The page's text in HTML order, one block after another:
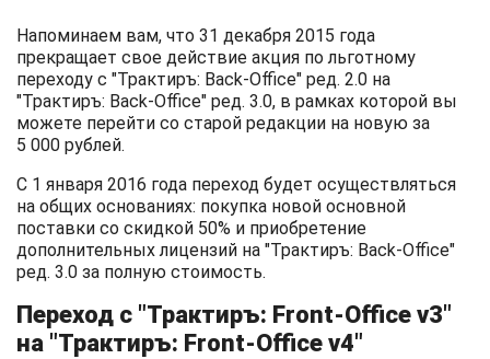
Напоминаем вам, что 31 декабря 2015 года
прекращает свое действие акция по льготному
переходу с "Трактиръ: Back-Office" ред. 2.0 на
"Трактиръ: Back-Office" ред. 3.0, в рамках которой вы
можете перейти со старой редакции на новую за
5 000 рублей.
С 1 января 2016 года переход будет осуществляться
на общих основаниях: покупка новой основной
поставки со скидкой 50% и приобретение
дополнительных лицензий на "Трактиръ: Back-Office"
ред. 3.0 за полную стоимость.
Переход с "Трактиръ: Front-Office v3"
на "Трактиръ: Front-Office v4"